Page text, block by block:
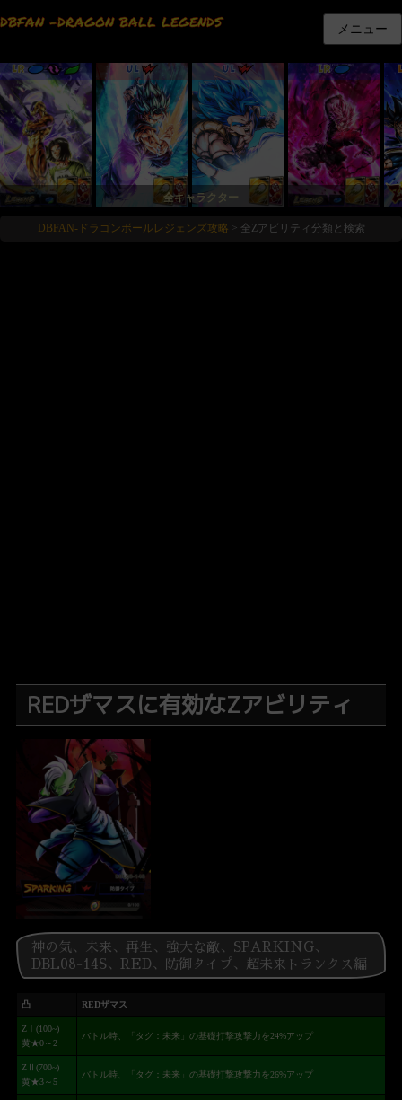
DBFAN -DRAGON BALL LEGENDS メニュー
LR UL UL LR
全キャラクター
DBFAN-ドラゴンボールレジェンズ攻略 > 全Zアビリティ分類と検索
REDザマスに有効なZアビリティ
神の気、未来、再生、強大な敵、SPARKING、
DBL08-14S、RED、防御タイプ、超未来トランクス編
凸 REDザマス
ZⅠ(100~)
黄★0～2
バトル時、「タグ：未来」の基礎打撃攻撃力を24%アップ
ZⅡ(700~)
黄★3～5
バトル時、「タグ：未来」の基礎打撃攻撃力を26%アップ